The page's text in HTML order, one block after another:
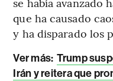
que ha causado
y ha disparado los
Ver más: Trump
Irán y reitera que